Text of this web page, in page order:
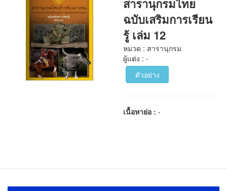
สารานุกรมไทย
ฉบับเสริมการเรียน
รู้ เล่ม 12
หมวด : สารานุกรม
ผู้แต่ง : -
ตัวอย่าง
เนื้อหาย่อ :-